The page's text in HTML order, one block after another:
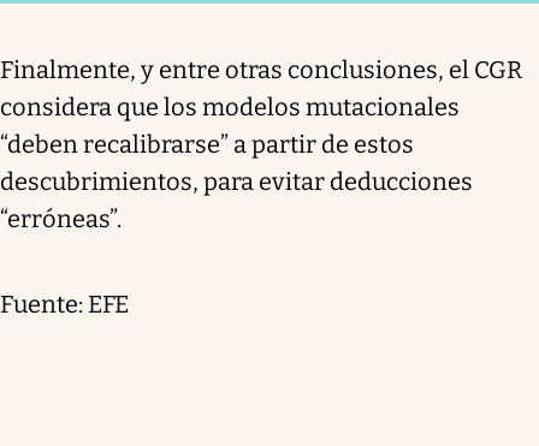
Finalmente, y entre otras conclusiones, el CGR
considera que los modelos mutacionales
“deben recalibrarse” a partir de estos
descubrimientos, para evitar deducciones
“erróneas”.
Fuente: EFE